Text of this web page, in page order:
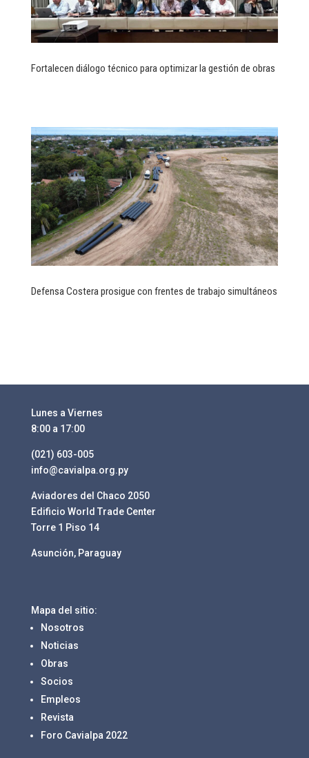
Fortalecen diálogo técnico para optimizar la gestión de obras
Defensa Costera prosigue con frentes de trabajo simultáneos
Lunes a Viernes
8:00 a 17:00
(021) 603-005
info@cavialpa.org.py
Aviadores del Chaco 2050
Edificio World Trade Center
Torre 1 Piso 14
Asunción, Paraguay
Mapa del sitio:
Nosotros
Noticias
Obras
Socios
Empleos
Revista
Foro Cavialpa 2022